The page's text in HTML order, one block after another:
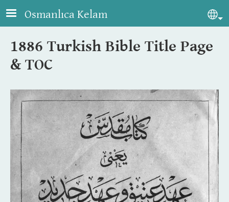
Skip to main content
Osmanlıca Kelam
1886 Turkish Bible Title Page
& TOC